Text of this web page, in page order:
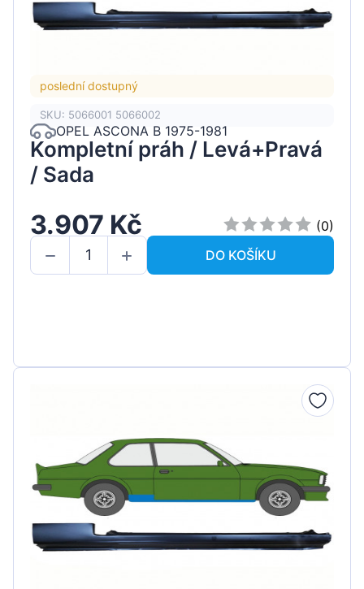
poslední dostupný
SKU: 5066001 5066002
OPEL ASCONA B 1975-1981
Kompletní práh / Levá+Pravá
/ Sada
3.907 Kč
(0)
DO KOŠÍKU